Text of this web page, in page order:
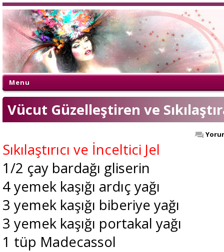
Menu
Vücut Güzelleştiren ve
Sıkılaştırıcı ve İnceltici Jel
1/2 çay bardağı gliserin
4 yemek kaşığı ardıç yağı
3 yemek kaşığı biberiye yağı
3 yemek kaşığı portakal yağı
1 tüp Madecassol